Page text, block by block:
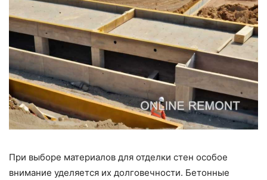
При выборе материалов для отделки стен особое
внимание уделяется их долговечности. Бетонные